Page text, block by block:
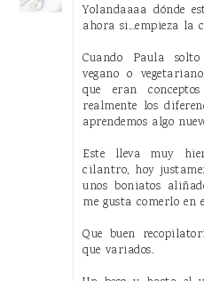
Yolandaaaa dónde
ahora si...empieza la
Cuando Paula
vegano o
que eran
realmente los
aprendemos algo
Este lleva muy
cilantro, hoy
unos boniatos
me gusta comerlo en
Que buen
que variados.